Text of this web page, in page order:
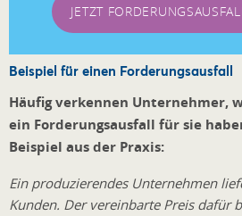
JETZT
Beispiel für einen Forderungsausfall
Häufig verkennen Unternehmer,
ein Forderungsausfall für sie
Beispiel aus der Praxis:
Ein produzierendes Unternehmen
Kunden. Der vereinbarte Preis dafür